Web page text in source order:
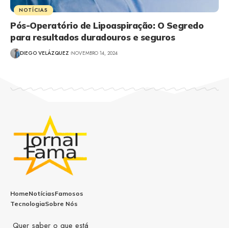
NOTÍCIAS
Pós-Operatório de Lipoaspiração: O Segredo
para resultados duradouros e seguros
DIEGO VELÁZQUEZ NOVEMBRO 14, 2024
HomeNotíciasFamosos
TecnologiaSobre Nós
Quer saber o que está